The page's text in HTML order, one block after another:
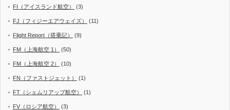
FI（アイスランド航空） (3)
FJ（フィジーエアウェイズ） (11)
Flight Report（搭乗記） (9)
FM（上海航空 1） (50)
FM（上海航空 2） (10)
FN（ファストジェット） (1)
FT（シェムリアップ航空） (1)
FV（ロシア航空） (3)